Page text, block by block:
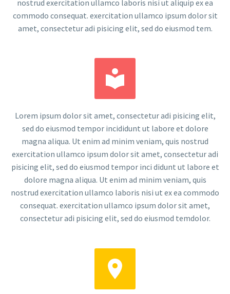
nostrud exercitation ullamco laboris nisi ut aliquip ex ea
commodo consequat. exercitation ullamco ipsum dolor sit
amet, consectetur adi pisicing elit, sed do eiusmod tem.


Lorem ipsum dolor sit amet, consectetur adi pisicing elit,
sed do eiusmod tempor incididunt ut labore et dolore
magna aliqua. Ut enim ad minim veniam, quis nostrud
exercitation ullamco ipsum dolor sit amet, consectetur adi
pisicing elit, sed do eiusmod tempor inci didunt ut labore et
dolore magna aliqua. Ut enim ad minim veniam, quis
nostrud exercitation ullamco laboris nisi ut ex ea commodo
consequat. exercitation ullamco ipsum dolor sit amet,
consectetur adi pisicing elit, sed do eiusmod temdolor.

